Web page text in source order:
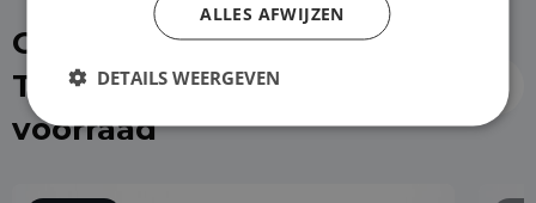
Of kies direct een Ford
Transit Connect uit de
voorraad
ALLES AFWIJZEN
DETAILS WEERGEVEN